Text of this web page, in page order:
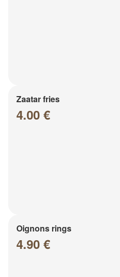
Zaatar fries
4.00 €
Oignons rings
4.90 €